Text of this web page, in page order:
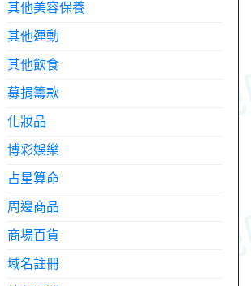
其他美容保養
其他運動
其他飲食
募捐籌款
化妝品
博彩娛樂
占星算命
周邊商品
商場百貨
域名註冊